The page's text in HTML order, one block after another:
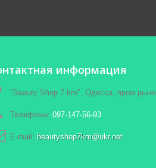
информация
"Beauty Shop 7 km", Одесса, пром
Телефоны: 097-147-56-93
E-mail: beautyshop7km@ukr.net